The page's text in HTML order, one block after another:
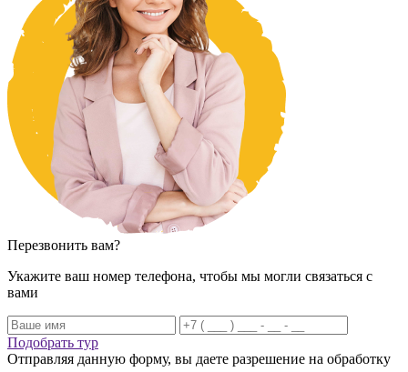
Перезвонить вам?
Укажите ваш номер телефона, чтобы мы могли связаться с
вами
Подобрать тур
Отправляя данную форму, вы даете разрешение на обработку